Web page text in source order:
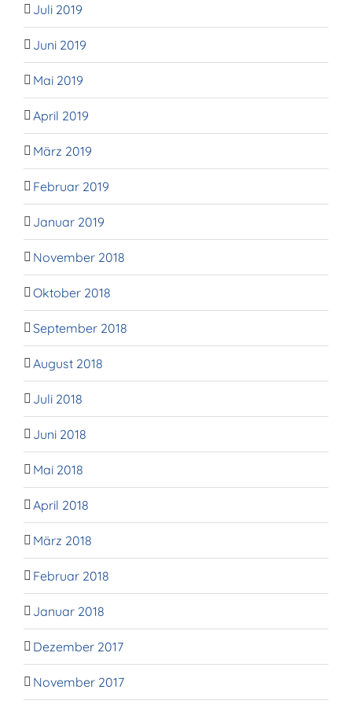
Juli 2019
Juni 2019
Mai 2019
April 2019
März 2019
Februar 2019
Januar 2019
November 2018
Oktober 2018
September 2018
August 2018
Juli 2018
Juni 2018
Mai 2018
April 2018
März 2018
Februar 2018
Januar 2018
Dezember 2017
November 2017